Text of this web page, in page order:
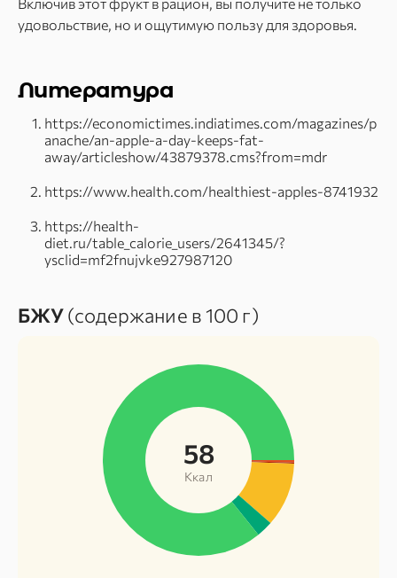
удовольствие, но и ощутимую пользу для здоровья.
Литература
https://economictimes.indiatimes.com/magazines/p
anache/an-apple-a-day-keeps-fat-
away/articleshow/43879378.cms?from=mdr
https://www.health.com/healthiest-apples-8741932
https://health-
diet.ru/table_calorie_users/2641345/?
ysclid=mf2fnujvke927987120
БЖУ(содержание в 100 г)
58
Ккал